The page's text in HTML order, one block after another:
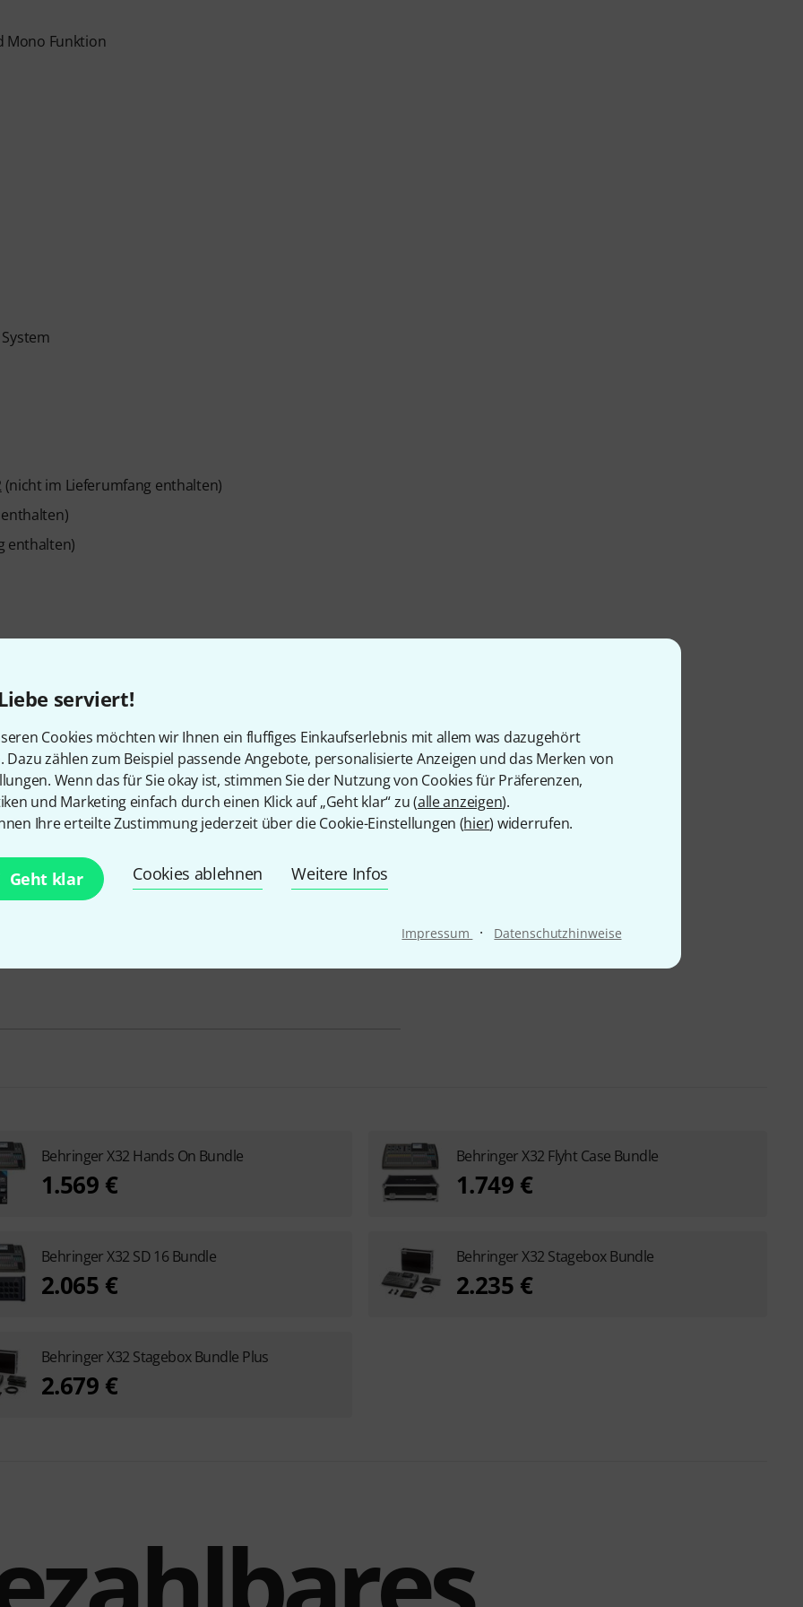
serviert!
Cookies möchten wir Ihnen ein fluffiges Einkaufserlebnis mit allem was dazugehört
Dazu zählen zum Beispiel passende Angebote, personalisierte Anzeigen und das Merken von
Wenn das für Sie okay ist, stimmen Sie der Nutzung von Cookies für Präferenzen,
und Marketing einfach durch einen Klick auf „Geht klar“ zu (alle anzeigen).
Ihre erteilte Zustimmung jederzeit über die Cookie-Einstellungen (hier) widerrufen.
Geht klar Cookies ablehnen Weitere Infos
Impressum · Datenschutzhinweise
Mono Funktion
(nicht im Lieferumfang enthalten)
enthalten)
Artikelnummer
Bedienoberfläche physisch/remote
Inputs DSP Chan 32
physischer Output 22
Hotspot Nein
Behringer X32 Hands On Bundle
1.569 €
Behringer X32 Flyht Case Bundle
1.749 €
Behringer X32 SD 16 Bundle
2.065 €
Behringer X32 Stagebox Bundle
2.235 €
Behringer X32 Stagebox Bundle Plus
2.679 €